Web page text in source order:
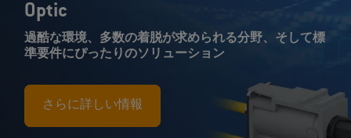
Optic
過酷な環境、多数の着脱が求められる分野、そして標
準要件にぴったりのソリューション
さらに詳しい情報